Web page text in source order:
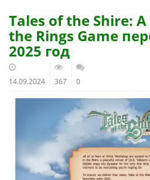
Tales of the Shire:
the Rings Game
2025 год
14.09.2024 367 0